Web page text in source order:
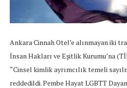
Ankara Cinnah Otel’e alınmayan iki
İnsan Hakları ve Eşitlik Kurumu’na
“Cinsel kimlik ayrımcılık temeli
reddedildi. Pembe Hayat LGBTT